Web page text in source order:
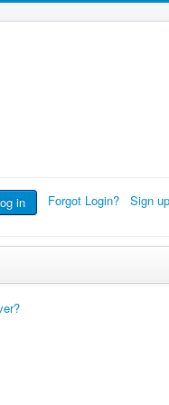
in Forgot Login? Sign